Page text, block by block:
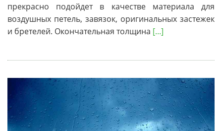
прекрасно подойдет в качестве материала для
воздушных петель, завязок, оригинальных застежек
и бретелей. Окончательная толщина [...]